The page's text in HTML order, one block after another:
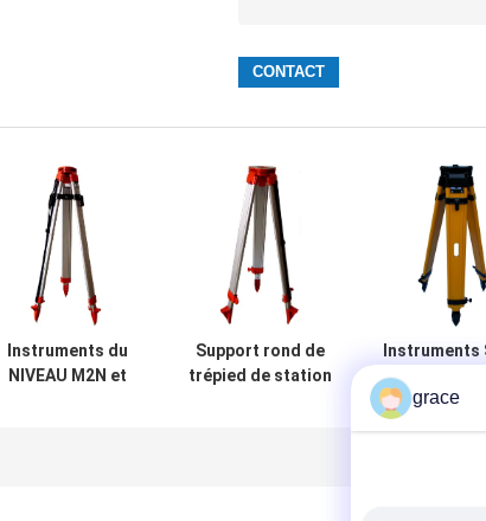
Instruments du
NIVEAU M2N et
Support rond de
trépied de station
Instruments
résistants
grace